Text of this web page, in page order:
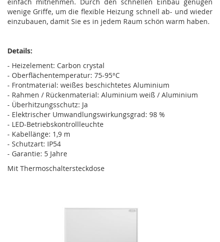
einfach mitnehmen. Durch den schnellen Einbau genügen
wenige Griffe, um die flexible Heizung schnell ab- und wieder
einzubauen, damit Sie es in jedem Raum schön warm haben.
Details:
- Heizelement: Carbon crystal
- Oberflächentemperatur: 75-95°C
- Frontmaterial: weißes beschichtetes Aluminium
- Rahmen / Rückenmaterial: Aluminium weiß / Aluminium
- Überhitzungsschutz: Ja
- Elektrischer Umwandlungswirkungsgrad: 98 %
- LED-Betriebskontrollleuchte
- Kabellänge: 1,9 m
- Schutzart: IP54
- Garantie: 5 Jahre
Mit Thermoschaltersteckdose